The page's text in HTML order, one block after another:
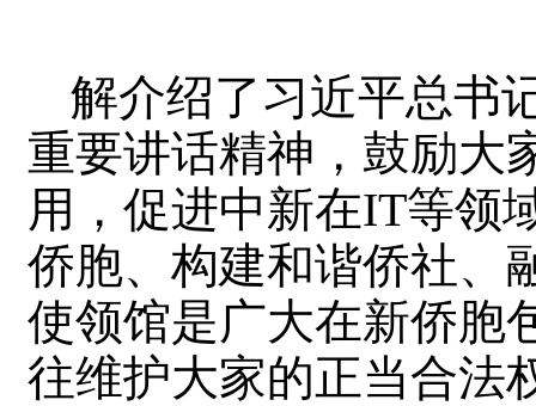
解介绍了习近平总书
重要讲话精神，鼓励大
用，促进中新在IT等领
侨胞、构建和谐侨社、
使领馆是广大在新侨胞
往维护大家的正当合法